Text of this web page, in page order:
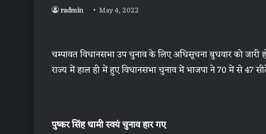
radmin May 4, 2022
चम्पावत विधानसभा उप चुनाव के लिए अधिसूचना बुधवार को जारी
राज्य में हाल ही में हुए विधानसभा चुनाव में भाजपा ने 70 में से 47
पुष्कर सिंह धामी स्वयं चुनाव हार गए